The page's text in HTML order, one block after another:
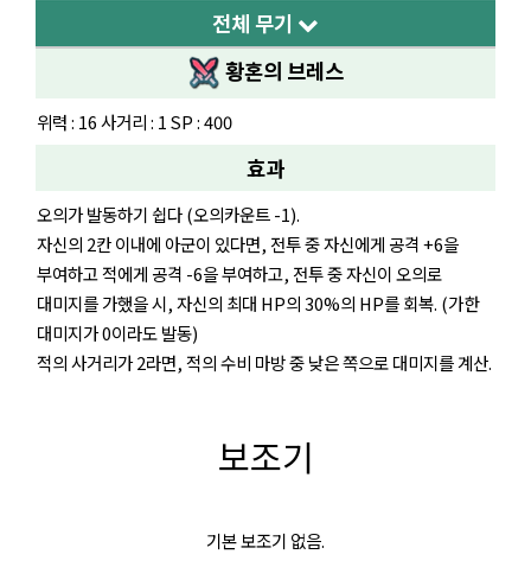
전체 무기
황혼의 브레스
위력 : 16 사거리 : 1 SP : 400
효과
오의가 발동하기 쉽다 (오의카운트 -1).
자신의 2칸 이내에 아군이 있다면, 전투 중 자신에게 공격 +6을
부여하고 적에게 공격 -6을 부여하고, 전투 중 자신이 오의로
대미지를 가했을 시, 자신의 최대 HP의 30%의 HP를 회복. (가한
대미지가 0이라도 발동)
적의 사거리가 2라면, 적의 수비 마방 중 낮은 쪽으로 대미지를 계산.
보조기
기본 보조기 없음.